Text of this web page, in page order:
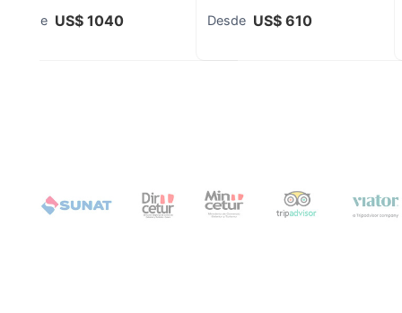
Desde US$ 1040 Desde US$ 610